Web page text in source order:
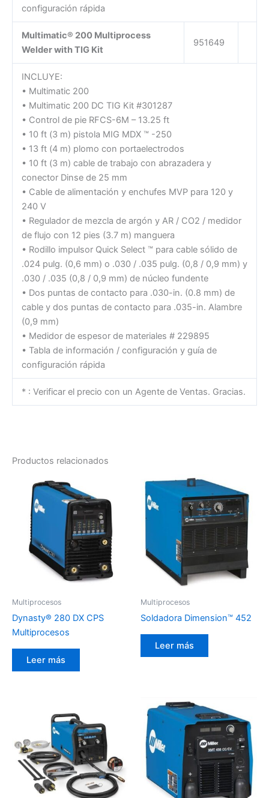
configuración rápida
Multimatic® 200 Multiprocess
Welder with TIG Kit
951649
INCLUYE:
• Multimatic 200
• Multimatic 200 DC TIG Kit #301287
• Control de pie RFCS-6M – 13.25 ft
• 10 ft (3 m) pistola MIG MDX ™ -250
• 13 ft (4 m) plomo con portaelectrodos
• 10 ft (3 m) cable de trabajo con abrazadera y
conector Dinse de 25 mm
• Cable de alimentación y enchufes MVP para 120 y
240 V
• Regulador de mezcla de argón y AR / CO2 / medidor
de flujo con 12 pies (3.7 m) manguera
• Rodillo impulsor Quick Select ™ para cable sólido de
.024 pulg. (0,6 mm) o .030 / .035 pulg. (0,8 / 0,9 mm) y
.030 / .035 (0,8 / 0,9 mm) de núcleo fundente
• Dos puntas de contacto para .030-in. (0.8 mm) de
cable y dos puntas de contacto para .035-in. Alambre
(0,9 mm)
• Medidor de espesor de materiales # 229895
• Tabla de información / configuración y guía de
configuración rápida
* : Verificar el precio con un Agente de Ventas. Gracias.
Productos relacionados
Multiprocesos
Dynasty® 280 DX CPS
Multiprocesos
Leer más
Multiprocesos
Soldadora Dimension™ 452
Leer más